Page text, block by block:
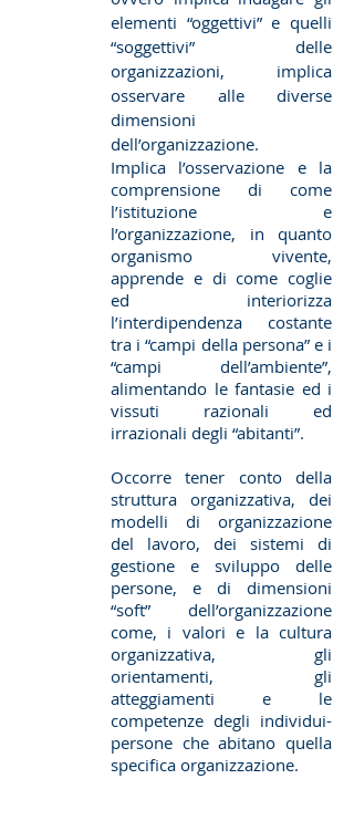
elementi “oggettivi” e quelli
“soggettivi” delle
organizzazioni, implica
osservare alle diverse
dimensioni
dell’organizzazione.
Implica l’osservazione e la
comprensione di come
l’istituzione e
l’organizzazione, in quanto
organismo vivente,
apprende e di come coglie
ed interiorizza
l’interdipendenza costante
tra i “campi della persona” e i
“campi dell’ambiente”,
alimentando le fantasie ed i
vissuti razionali ed
irrazionali degli “abitanti”.
Occorre tener conto della
struttura organizzativa, dei
modelli di organizzazione
del lavoro, dei sistemi di
gestione e sviluppo delle
persone, e di dimensioni
“soft” dell’organizzazione
come, i valori e la cultura
organizzativa, gli
orientamenti, gli
atteggiamenti e le
competenze degli individui-
persone che abitano quella
specifica organizzazione.